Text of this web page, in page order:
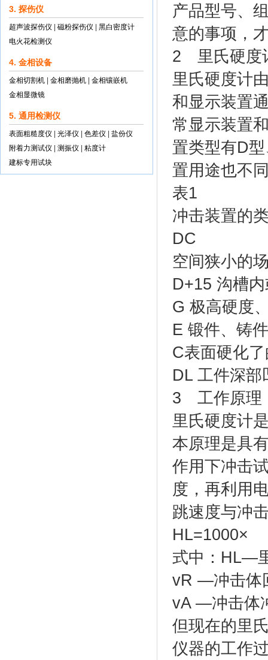
3. 探伤仪
超声波探伤仪 磁粉探伤仪
黑白密度计
电火花检测仪
4. 金相设备
金相切割机 金相磨抛机
金相镶嵌机
金相显微镜
5. 通用检测仪
表面粗糙度仪 光泽仪 色差仪
盐份仪
附着力测试仪
测振仪
粘度计
建标专用试块
产品型号、
意的事项，
2 里氏硬度
里氏硬度计
和显示装置
常显示装置
置类型有D
置用途也不
表1
冲击装置的
DC
空间狭小的
D+15 沟槽
G 极高硬度
E 锻件、铸
C表面硬化
DL 工件深
3 工作原理
里氏硬度计
本原理是具
作用下冲击
度，再利用
跳速度与冲
HL=1000×
式中：HL—
vR —冲击体
vA —冲击体
但现在的里
仪器的工作